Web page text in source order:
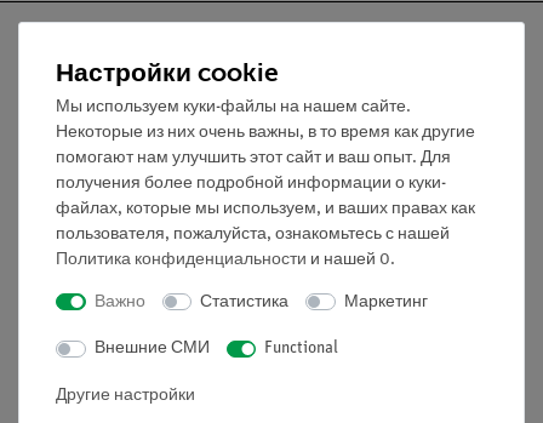
Nach oben
Информация
Контактное лицо
Условия сотрудничества
Вводные данные
Обслуживание
Настройки cookie
Мы используем куки-файлы на нашем сайте.
Некоторые из них очень важны, в то время как другие
помогают нам улучшить этот сайт и ваш опыт. Для
получения более подробной информации о куки-
файлах, которые мы используем, и ваших правах как
пользователя, пожалуйста, ознакомьтесь с нашей
Политика конфиденциальности и нашей 0.
Важно Статистика Маркетинг
Внешние СМИ Functional
Другие настройки